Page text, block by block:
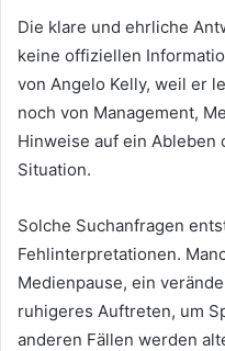
Die klare und ehrliche
keine offiziellen
von Angelo Kelly, weil er
noch von Management,
Hinweise auf ein
Situation.
Solche Suchanfragen
Fehlinterpretationen.
Medienpause, ein
ruhigeres Auftreten, um
anderen Fällen werden